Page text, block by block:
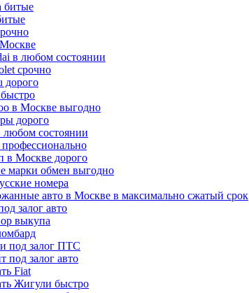
битые
в любом состоянии
срочно
дорого
в Москве выгодно
дорого
состоянии
в Москве дорого
марки обмен выгодно
номера
авто в Москве в максимально сжатый срок
залог авто
выкупа
под залог ПТС
под залог авто
Fiat
Жигули быстро